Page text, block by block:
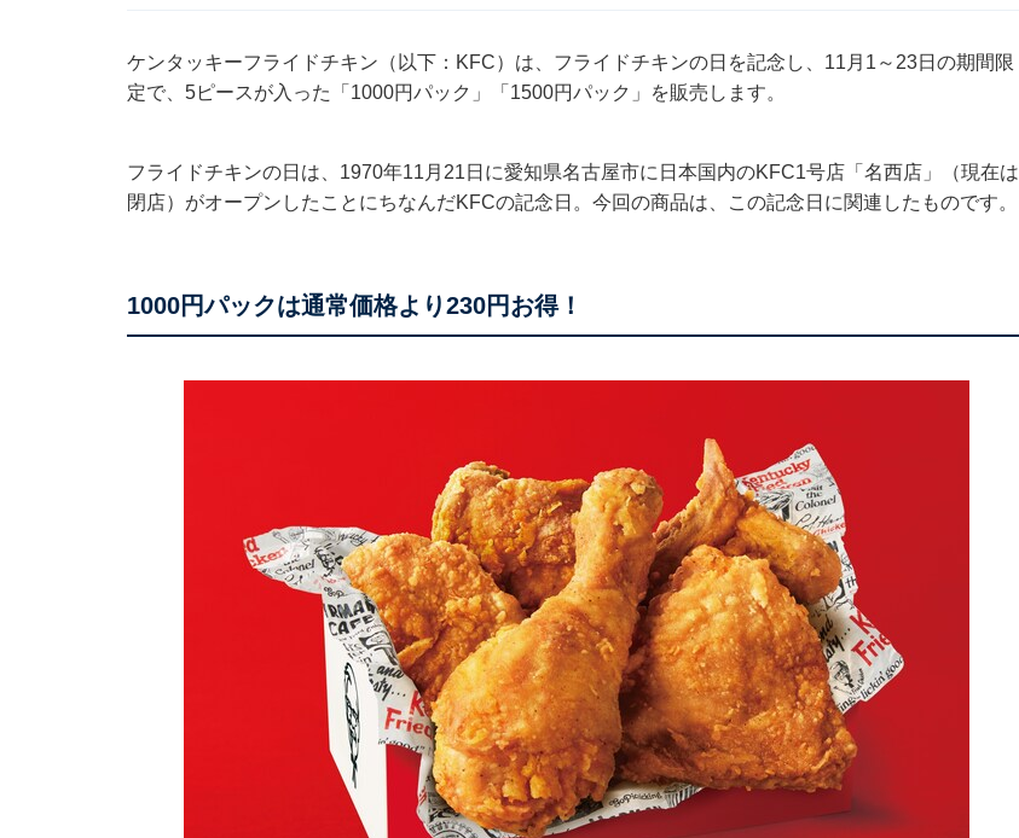
ケンタッキーフライドチキン（以下：KFC）は、フライドチキンの日を記念し、11月1～23日の期間限
定で、5ピースが入った「1000円パック」「1500円パック」を販売します。
フライドチキンの日は、1970年11月21日に愛知県名古屋市に日本国内のKFC1号店「名西店」（現在は
閉店）がオープンしたことにちなんだKFCの記念日。今回の商品は、この記念日に関連したものです。
1000円パックは通常価格より230円お得！